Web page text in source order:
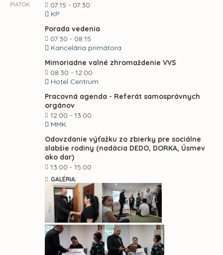
PIATOK
07:15 - 07:30
KP
Porada vedenia
07:30 - 08:15
Kancelária primátora
Mimoriadne valné zhromaždenie VVS
08:30 - 12:00
Hotel Centrum
Pracovná agenda - Referát samosprávnych
orgánov
12:00 - 13:00
MMK
Odovzdanie výťažku zo zbierky pre sociálne
slabšie rodiny (nadácia DEDO, DORKA, Úsmev
ako dar)
13:00 - 15:00
GALÉRIA: